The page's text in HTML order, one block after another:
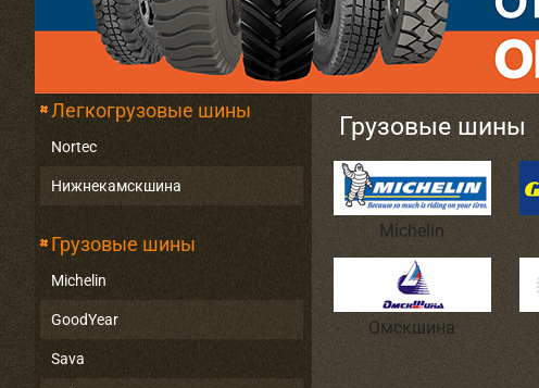
Легкогрузовые шины
Nortec
Нижнекамскшина
Грузовые шины
Michelin
GoodYear
Sava
Грузовые шины
Michelin
Омскшина